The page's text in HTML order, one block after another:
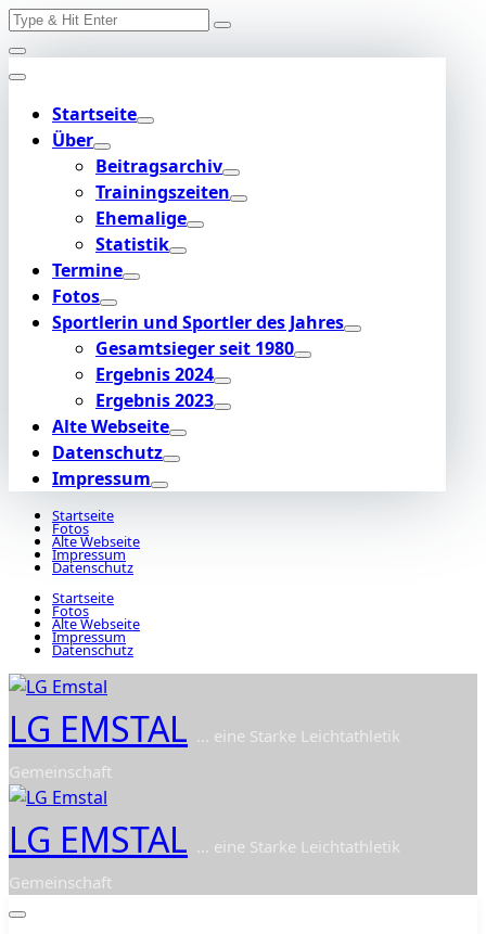
Skip
to
content
Search
Startseite
Über
Beitragsarchiv
Trainingszeiten
Ehemalige
Statistik
Termine
Fotos
Sportlerin und Sportler des Jahres
Gesamtsieger seit 1980
Ergebnis 2024
Ergebnis 2023
Alte Webseite
Datenschutz
Impressum
Startseite
Fotos
Alte Webseite
Impressum
Datenschutz
Startseite
Fotos
Alte Webseite
Impressum
Datenschutz
LG EMSTAL ... eine Starke Leichtathletik
Gemeinschaft
LG EMSTAL ... eine Starke Leichtathletik
Gemeinschaft